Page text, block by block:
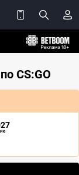
CS:GO